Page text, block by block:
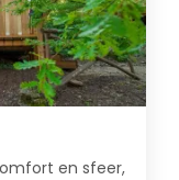
en sfeer,